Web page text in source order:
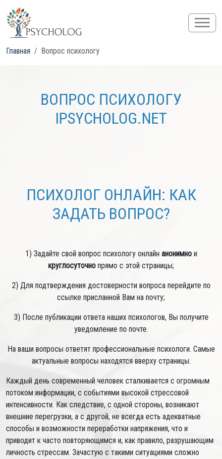
Главная Вопрос психологу
ВОПРОС ПСИХОЛОГУ
IPSYCHOLOG.NET
ПСИХОЛОГ ОНЛАЙН: КАК
ЗАДАТЬ ВОПРОС?
1) Задайте свой вопрос психологу онлайн анонимно и
круглосуточно прямо с этой страницы;
2) Для подтверждения достоверности вопроса перейдите по
ссылке присланной Вам на почту;
3) После публикации ответа наших психологов, Вы получите
уведомление по почте.
На ваши вопросы ответят профессиональные психологи. Самые
актуальные вопросы находятся вверху страницы.
Каждый день современный человек сталкивается с огромным
потоком информации, с событиями высокой стрессовой
интенсивности. Как следствие, с одной стороны, возникают
внешние перегрузки, а с другой, не всегда есть адекватные
способы и возможности переработки напряжения, что и
приводит к часто повторяющимся и, как правило, разрушающим
личность стрессам. Зачастую с такими ситуациями сложно